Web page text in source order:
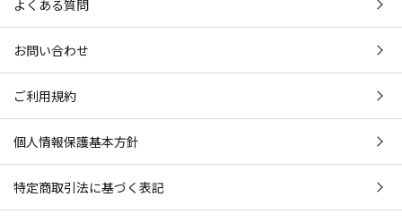
よくある質問
お問い合わせ
ご利用規約
個人情報保護基本方針
特定商取引法に基づく表記